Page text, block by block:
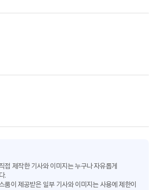
접 제작한 기사와 이미지는 누구나 자유롭게
.
룸이 제공받은 일부 기사와 이미지는 사용에 제한이